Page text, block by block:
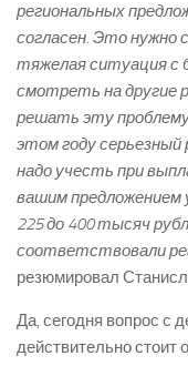
региональных
согласен. Это нужно
тяжелая ситуация с
смотреть на другие
решать эту
этом году
надо учесть при
вашим предложением
225 до 400 тысяч
соответствовали
резюмировал
Да, сегодня вопрос с
действительно стоит